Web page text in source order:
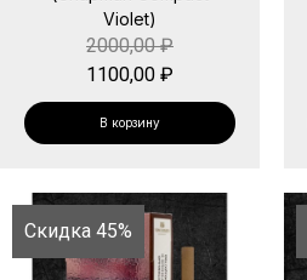
Violet)
2000,00₽
1100,00 ₽
В корзину
Скидка 45%